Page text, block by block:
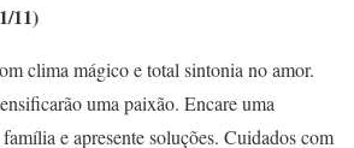
11)
clima mágico e total sintonia no amor.
uma paixão. Encare uma
e apresente soluções. Cuidados com